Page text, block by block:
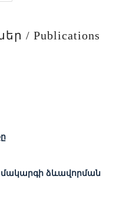
/ Publications
ձևավորման